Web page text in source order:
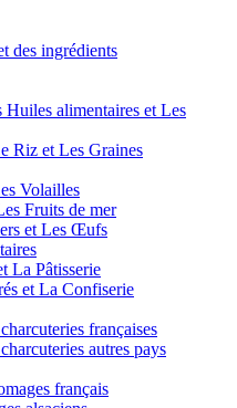
des ingrédients
Huiles alimentaires et Les
Riz et Les Graines
Volailles
Fruits de mer
et Les Œufs
La Pâtisserie
et La Confiserie
françaises
autres pays
français